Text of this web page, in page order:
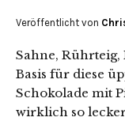
Veröffentlicht von
Sahne, Rührteig,
Basis für diese
Schokolade mit
wirklich so